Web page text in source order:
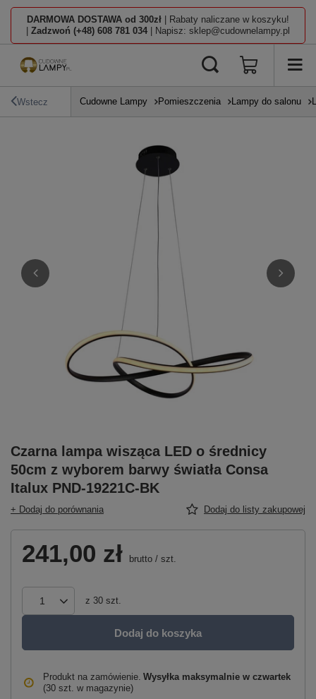
DARMOWA DOSTAWA od 300zł | Rabaty naliczane w koszyku!
Zadzwoń (+48) 608 781 034 | Napisz: sklep@cudownelampy.pl
Wstecz Cudowne Lampy Pomieszczenia Lampy do salonu
Czarna lampa wisząca LED o średnicy
50cm z wyborem barwy światła Consa
Italux PND-19221C-BK
+ Dodaj do porównania Dodaj do listy zakupowej
241,00 zł brutto / szt.
z 30 szt.
Dodaj do koszyka
Produkt na zamówienie Wysyłka maksymalnie w czwartek
(30 szt. w magazynie)